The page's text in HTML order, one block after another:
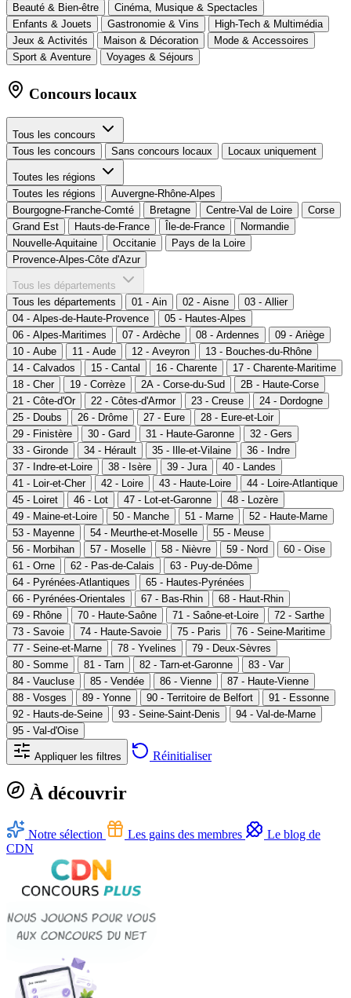
Beauté & Bien-être
Cinéma, Musique & Spectacles
Enfants & Jouets
Gastronomie & Vins
High-Tech & Multimédia
Jeux & Activités
Maison & Décoration
Mode & Accessoires
Sport & Aventure
Voyages & Séjours
Concours locaux
Tous les concours
Tous les concours
Sans concours locaux Locaux uniquement
Toutes les régions
Toutes les régions
Auvergne-Rhône-Alpes
Bourgogne-Franche-Comté
Bretagne Centre-Val de Loire
Corse
Grand Est
Hauts-de-France Île-de-France
Normandie
Nouvelle-Aquitaine
Occitanie
Pays de la Loire
Provence-Alpes-Côte d'Azur
Tous les départements
Tous les départements
01 - Ain 02 - Aisne
03 - Allier
04 - Alpes-de-Haute-Provence
05 - Hautes-Alpes
06 - Alpes-Maritimes
07 - Ardèche 08 - Ardennes
09 - Ariège
10 - Aube
11 - Aude 12 - Aveyron
13 - Bouches-du-Rhône
14 - Calvados
15 - Cantal 16 - Charente
17 - Charente-Maritime
18 - Cher
19 - Corrèze 2A - Corse-du-Sud
2B - Haute-Corse
21 - Côte-d'Or
22 - Côtes-d'Armor 23 - Creuse
24 - Dordogne
25 - Doubs
26 - Drôme 27 - Eure
28 - Eure-et-Loir
29 - Finistère
30 - Gard 31 - Haute-Garonne
32 - Gers
33 - Gironde
34 - Hérault 35 - Ille-et-Vilaine
36 - Indre
37 - Indre-et-Loire
38 - Isère 39 - Jura
40 - Landes
41 - Loir-et-Cher
42 - Loire 43 - Haute-Loire
44 - Loire-Atlantique
45 - Loiret
46 - Lot 47 - Lot-et-Garonne
48 - Lozère
49 - Maine-et-Loire
50 - Manche 51 - Marne
52 - Haute-Marne
53 - Mayenne
54 - Meurthe-et-Moselle
55 - Meuse
56 - Morbihan
57 - Moselle 58 - Nièvre 59 - Nord
60 - Oise
61 - Orne
62 - Pas-de-Calais
63 - Puy-de-Dôme
64 - Pyrénées-Atlantiques
65 - Hautes-Pyrénées
66 - Pyrénées-Orientales
67 - Bas-Rhin
68 - Haut-Rhin
69 - Rhône
70 - Haute-Saône 71 - Saône-et-Loire
72 - Sarthe
73 - Savoie
74 - Haute-Savoie 75 - Paris
76 - Seine-Maritime
77 - Seine-et-Marne
78 - Yvelines
79 - Deux-Sèvres
80 - Somme
81 - Tarn 82 - Tarn-et-Garonne
83 - Var
84 - Vaucluse
85 - Vendée 86 - Vienne
87 - Haute-Vienne
88 - Vosges
89 - Yonne 90 - Territoire de Belfort
91 - Essonne
92 - Hauts-de-Seine
93 - Seine-Saint-Denis
94 - Val-de-Marne
95 - Val-d'Oise
Appliquer les filtres Réinitialiser
À découvrir
Notre sélection Les gains des membres
Le blog de
CDN